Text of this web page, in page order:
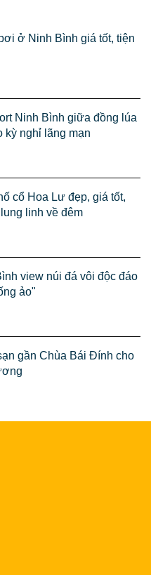
ở Ninh Bình giá tốt, tiện
Ninh Bình giữa đồng lúa
kỳ nghỉ lãng mạn
cổ Hoa Lư đẹp, giá tốt,
linh về đêm
view núi đá vôi độc đáo
ảo"
gần Chùa Bái Đính cho